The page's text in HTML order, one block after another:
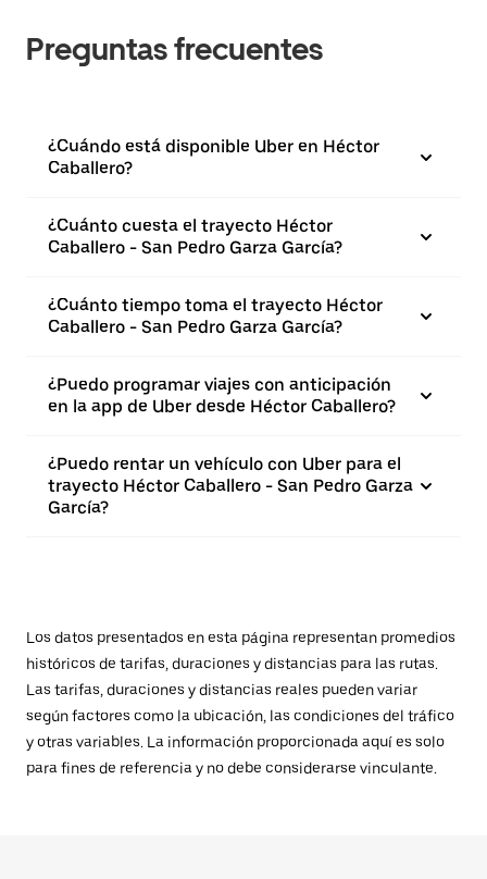
Preguntas frecuentes
¿Cuándo está disponible Uber en Héctor
Caballero?
¿Cuánto cuesta el trayecto Héctor
Caballero - San Pedro Garza García?
¿Cuánto tiempo toma el trayecto Héctor
Caballero - San Pedro Garza García?
¿Puedo programar viajes con anticipación
en la app de Uber desde Héctor Caballero?
¿Puedo rentar un vehículo con Uber para el
trayecto Héctor Caballero - San Pedro Garza
García?
Los datos presentados en esta página representan promedios
históricos de tarifas, duraciones y distancias para las rutas.
Las tarifas, duraciones y distancias reales pueden variar
según factores como la ubicación, las condiciones del tráfico
y otras variables. La información proporcionada aquí es solo
para fines de referencia y no debe considerarse vinculante.